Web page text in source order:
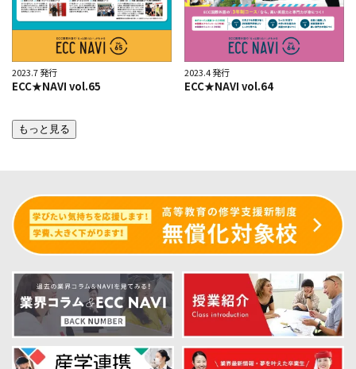
2023.7 発行
ECC★NAVI vol.65
2023.4 発行
ECC★NAVI vol.64
もっと見る